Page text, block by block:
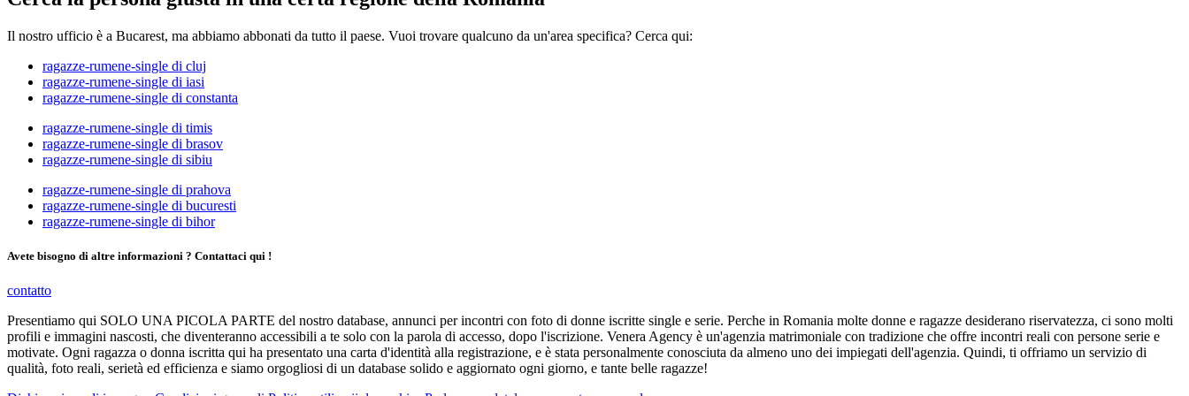
Il nostro ufficio è a Bucarest, ma abbiamo abbonati da tutto il paese. Vuoi trovare qualcuno da un'area specifica? Cerca qui:
ragazze-rumene-single di cluj
ragazze-rumene-single di iasi
ragazze-rumene-single di constanta
ragazze-rumene-single di timis
ragazze-rumene-single di brasov
ragazze-rumene-single di sibiu
ragazze-rumene-single di prahova
ragazze-rumene-single di bucuresti
ragazze-rumene-single di bihor
Avete bisogno di altre informazioni ? Contattaci qui !
contatto
Presentiamo qui SOLO UNA PICOLA PARTE del nostro database, annunci per incontri con foto di donne iscritte single e serie. Perche in Romania molte donne e ragazze desiderano riservatezza, ci sono molti
profili e immagini nascosti, che diventeranno accessibili a te solo con la parola di accesso, dopo l'iscrizione. Venera Agency è un'agenzia matrimoniale con tradizione che offre incontri reali con persone serie e
motivate. Ogni ragazza o donna iscritta qui ha presentato una carta d'identità alla registrazione, e è stata personalmente conosciuta da almeno uno dei impiegati dell'agenzia. Quindi, ti offriamo un servizio di
qualità, foto reali, serietà ed efficienza e siamo orgogliosi di un database solido e aggiornato ogni giorno, e tante belle ragazze!